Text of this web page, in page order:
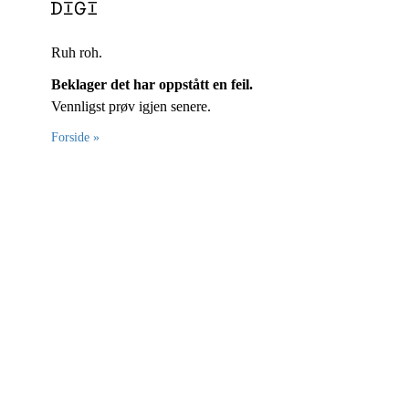
Ruh roh.
Beklager det har oppstått en feil.
Vennligst prøv igjen senere.
Forside »